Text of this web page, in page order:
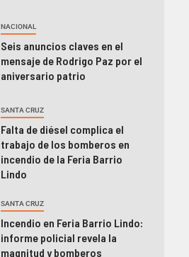
NACIONAL
Seis anuncios claves en el
mensaje de Rodrigo Paz por el
aniversario patrio
SANTA CRUZ
Falta de diésel complica el
trabajo de los bomberos en
incendio de la Feria Barrio
Lindo
SANTA CRUZ
Incendio en Feria Barrio Lindo:
informe policial revela la
magnitud y bomberos